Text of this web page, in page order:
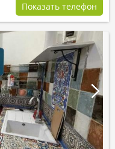
Показать телефон